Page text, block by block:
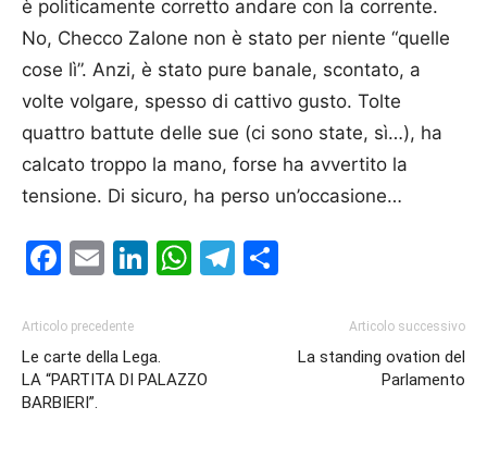
è politicamente corretto andare con la corrente.
No, Checco Zalone non è stato per niente “quelle
cose lì”. Anzi, è stato pure banale, scontato, a
volte volgare, spesso di cattivo gusto. Tolte
quattro battute delle sue (ci sono state, sì…), ha
calcato troppo la mano, forse ha avvertito la
tensione. Di sicuro, ha perso un’occasione…
Facebook
EmailLinkedIn
WhatsApp
Telegram
Articolo precedente
Le carte della Lega.
LA “PARTITA DI PALAZZO
BARBIERI”.
Articolo successivo
La standing ovation del
Parlamento